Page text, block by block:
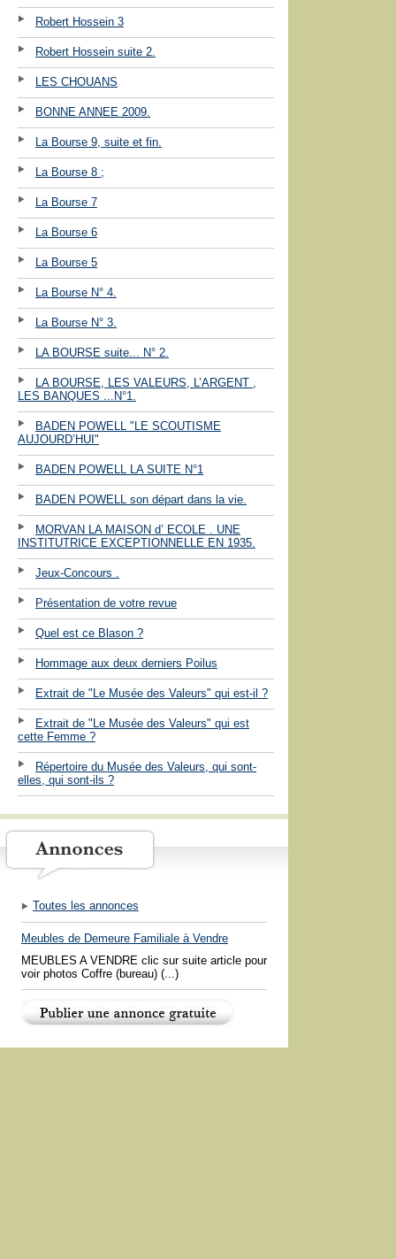
Robert Hossein 3
Robert Hossein suite 2.
LES CHOUANS
BONNE ANNEE 2009.
La Bourse 9, suite et fin.
La Bourse 8 ;
La Bourse 7
La Bourse 6
La Bourse 5
La Bourse N° 4.
La Bourse N° 3.
LA BOURSE suite... N° 2.
LA BOURSE, LES VALEURS, L’ARGENT ,
LES BANQUES ...N°1.
BADEN POWELL "LE SCOUTISME
AUJOURD’HUI"
BADEN POWELL LA SUITE N°1
BADEN POWELL son départ dans la vie.
MORVAN LA MAISON d’ ECOLE . UNE
INSTITUTRICE EXCEPTIONNELLE EN 1935.
Jeux-Concours .
Présentation de votre revue
Quel est ce Blason ?
Hommage aux deux derniers Poilus
Extrait de "Le Musée des Valeurs" qui est-il ?
Extrait de "Le Musée des Valeurs" qui est
cette Femme ?
Répertoire du Musée des Valeurs, qui sont-
elles, qui sont-ils ?
Toutes les annonces
Meubles de Demeure Familiale à Vendre
MEUBLES A VENDRE clic sur suite article pour
voir photos Coffre (bureau) (...)